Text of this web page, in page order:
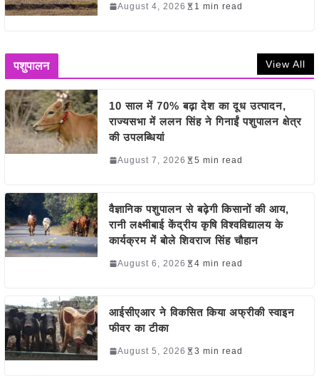
August 4, 2026 1 min read
पशुपालन View All
10 साल में 70% बढ़ा देश का दूध उत्पादन,
राज्यसभा में ललन सिंह ने गिनाईं पशुपालन क्षेत्र
की उपलब्धियां
August 7, 2026 5 min read
वैज्ञानिक पशुपालन से बढ़ेगी किसानों की आय,
रानी लक्ष्मीबाई केंद्रीय कृषि विश्वविद्यालय के
कार्यक्रम में बोले शिवराज सिंह चौहान
August 6, 2026 4 min read
आईसीएआर ने विकसित किया अफ्रीकी स्वाइन
फीवर का टीका
August 5, 2026 3 min read